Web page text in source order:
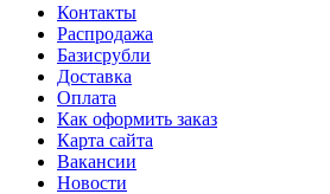
Контакты
Распродажа
Базисрубли
Доставка
Оплата
Как оформить заказ
Карта сайта
Вакансии
Новости